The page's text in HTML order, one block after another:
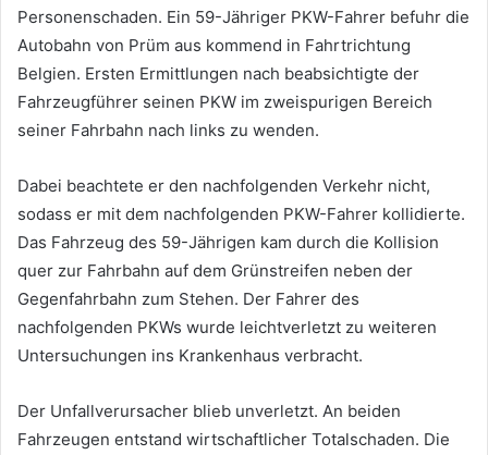
Personenschaden. Ein 59-Jähriger PKW-Fahrer befuhr die
Autobahn von Prüm aus kommend in Fahrtrichtung
Belgien. Ersten Ermittlungen nach beabsichtigte der
Fahrzeugführer seinen PKW im zweispurigen Bereich
seiner Fahrbahn nach links zu wenden.
Dabei beachtete er den nachfolgenden Verkehr nicht,
sodass er mit dem nachfolgenden PKW-Fahrer kollidierte.
Das Fahrzeug des 59-Jährigen kam durch die Kollision
quer zur Fahrbahn auf dem Grünstreifen neben der
Gegenfahrbahn zum Stehen. Der Fahrer des
nachfolgenden PKWs wurde leichtverletzt zu weiteren
Untersuchungen ins Krankenhaus verbracht.
Der Unfallverursacher blieb unverletzt. An beiden
Fahrzeugen entstand wirtschaftlicher Totalschaden. Die